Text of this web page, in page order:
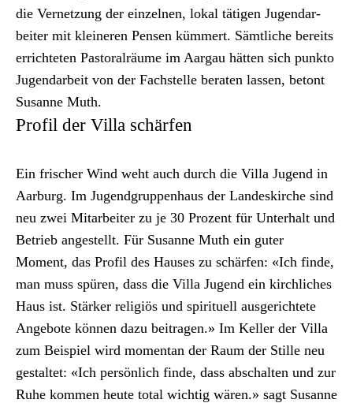
die Ver­net­zung der einzel­nen, lokal täti­gen Jugen­dar­
beit­er mit kleineren Pensen küm­mert. Sämtliche bere­its
errichteten Pas­toral­räume im Aar­gau hät­ten sich punk­to
Jugen­dar­beit von der Fach­stelle berat­en lassen, betont
Susanne Muth.
Profil der Villa schärfen
Ein frisch­er Wind weht auch durch die Vil­la Jugend in
Aar­burg. Im Jugend­grup­pen­haus der Lan­deskirche sind
neu zwei Mitar­beit­er zu je 30 Prozent für Unter­halt und
Betrieb angestellt. Für Susanne Muth ein guter
Moment, das Pro­fil des Haus­es zu schär­fen: «Ich finde,
man muss spüren, dass die Vil­la Jugend ein kirch­lich­es
Haus ist. Stärk­er religiös und spir­ituell aus­gerichtete
Ange­bote kön­nen dazu beitra­gen.» Im Keller der Vil­la
zum Beispiel wird momen­tan der Raum der Stille neu
gestal­tet: «Ich per­sön­lich finde, dass abschal­ten und zur
Ruhe kom­men heute total wichtig wären.» sagt Susanne